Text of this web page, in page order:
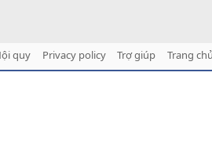
quy Privacy policy Trợ giúp Trang chủ